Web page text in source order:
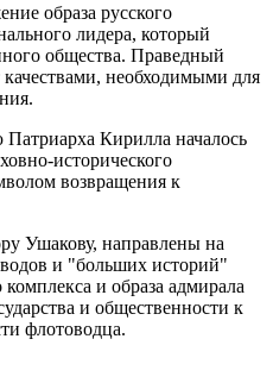
образа русского
лидера, который
общества. Праведный
необходимыми для
Кирилла началось
исторического
возвращения к
Ушакову, направлены на
и "больших историй"
и образа адмирала
и общественности к
флотоводца.